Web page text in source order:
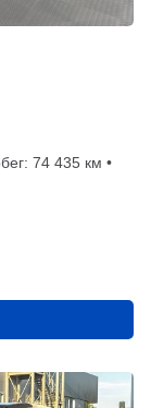
74 435 км •